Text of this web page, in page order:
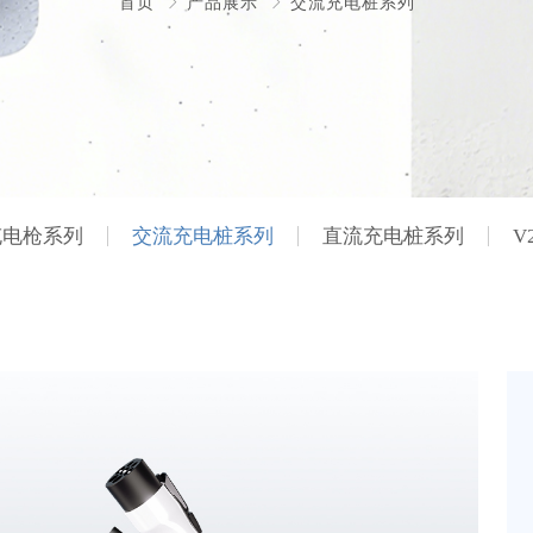
枪系列 交流充电桩系列 直流充电桩系列